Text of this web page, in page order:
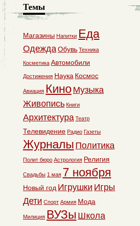
Темы
Магазины Напитки Еда
ОдеждаОбувь Техника
Косметика Автомобили
Достижения Наука Космос
Авиация Кино Музыка
Живопись Книги
Архитектура Театр
Телевидение Радио Газеты
Журналы Политика
Полит бюро Астрология Религия
Свадьбы 1 мая 7 ноября
Новый год Игрушки Игры
Дети Спорт Армия Мода
Милиция ВУЗы Школа